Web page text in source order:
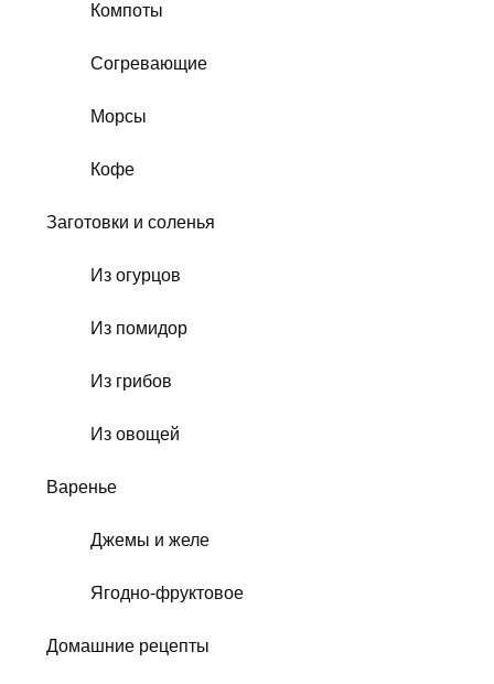
Компоты
Согревающие
Морсы
Кофе
Заготовки и соленья
Из огурцов
Из помидор
Из грибов
Из овощей
Варенье
Джемы и желе
Ягодно-фруктовое
Домашние рецепты